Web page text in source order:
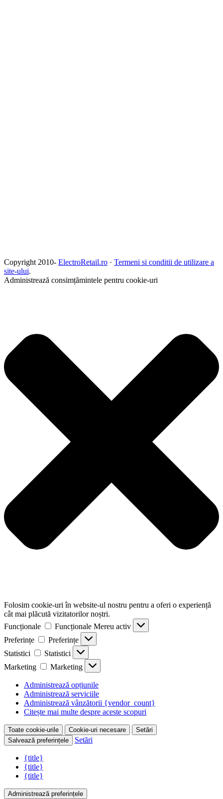
Copyright 2010- ElectroRetail.ro · Termeni si conditii de utilizare a
site-ului.
Administrează consimțămintele pentru cookie-uri
Folosim cookie-uri în website-ul nostru pentru a oferi o experiență
cât mai plăcută vizitatorilor noștri.
Funcționale
Funcționale Mereu activ
Preferințe
Preferințe
Statistici
Statistici
Marketing
Marketing
Administrează opțiunile
Administrează serviciile
Administrează vânzătorii {vendor_count}
Citește mai multe despre aceste scopuri
Toate cookie-urile Cookie-uri necesare
Setări
Salvează preferințele
Setări
{title}
{title}
{title}
Administrează preferințele